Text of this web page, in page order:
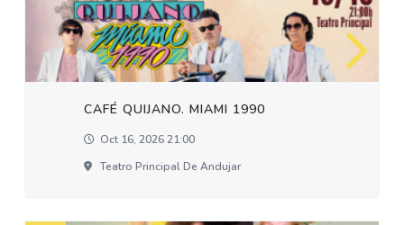
CAFÉ QUIJANO. MIAMI 1990
Oct 16, 2026 21:00
Teatro Principal De Andujar